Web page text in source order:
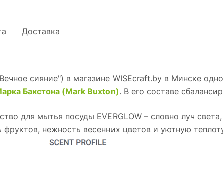
Доставка
сияние") в магазине WISEcraft.by в Минске
Бакстона (Mark Buxton). В его составе
для мытья посуды EVERGLOW – словно луч
нежность весенних цветов и уютную